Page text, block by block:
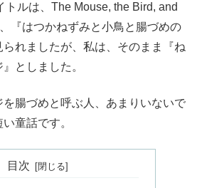
ルは、The Mouse, the Bird, and
『はつかねずみと小鳥と腸づめの
れましたが、私は、そのまま『ね
としました。
腸づめと呼ぶ人、あまりいないで
童話です。
目次